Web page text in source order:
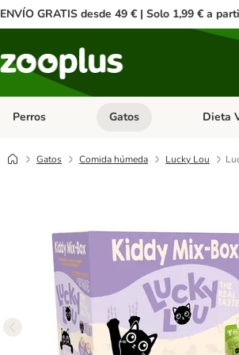
ENVÍO GRATIS desde 49 € | Solo 1,99 € a
Perros Menú de categoria abierto:
Gatos Menú
Dieta
Gatos Comida húmeda Lucky Lou